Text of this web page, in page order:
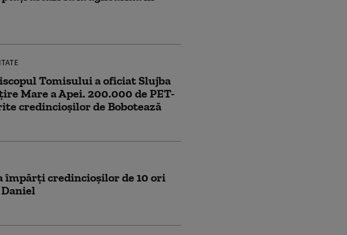
Tomisului a oficiat Slujba
Mare a Apei. 200.000 de PET-
credincioşilor de Bobotează
împărți credincioșilor de 10 ori